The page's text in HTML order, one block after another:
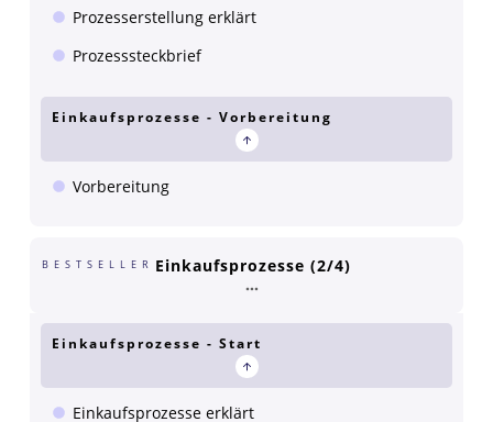
Prozesserstellung erklärt
Prozesssteckbrief
Einkaufsprozesse - Vorbereitung
Vorbereitung
BESTSELLER Einkaufsprozesse (2/4)
Einkaufsprozesse - Start
Einkaufsprozesse erklärt